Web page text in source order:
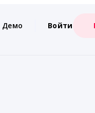
Демо Войти